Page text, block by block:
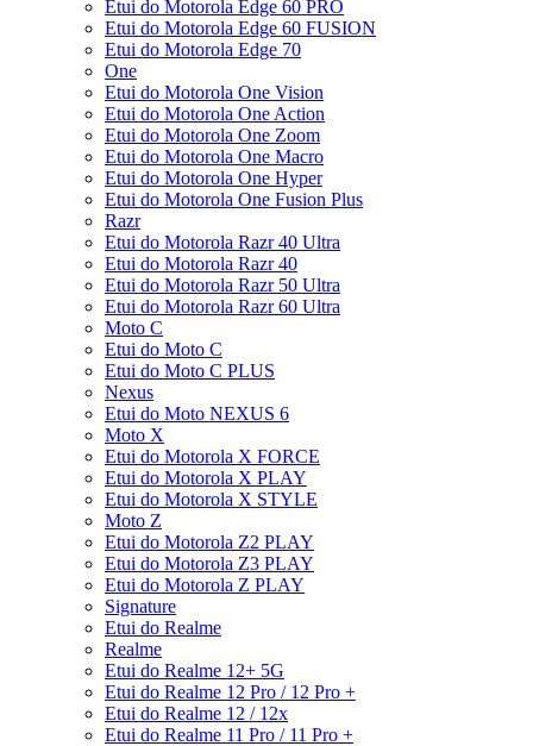
Etui do Motorola Edge 60 PRO
Etui do Motorola Edge 60 FUSION
Etui do Motorola Edge 70
One
Etui do Motorola One Vision
Etui do Motorola One Action
Etui do Motorola One Zoom
Etui do Motorola One Macro
Etui do Motorola One Hyper
Etui do Motorola One Fusion Plus
Razr
Etui do Motorola Razr 40 Ultra
Etui do Motorola Razr 40
Etui do Motorola Razr 50 Ultra
Etui do Motorola Razr 60 Ultra
Moto C
Etui do Moto C
Etui do Moto C PLUS
Nexus
Etui do Moto NEXUS 6
Moto X
Etui do Motorola X FORCE
Etui do Motorola X PLAY
Etui do Motorola X STYLE
Moto Z
Etui do Motorola Z2 PLAY
Etui do Motorola Z3 PLAY
Etui do Motorola Z PLAY
Signature
Etui do Realme
Realme
Etui do Realme 12+ 5G
Etui do Realme 12 Pro / 12 Pro +
Etui do Realme 12 / 12x
Etui do Realme 11 Pro / 11 Pro +